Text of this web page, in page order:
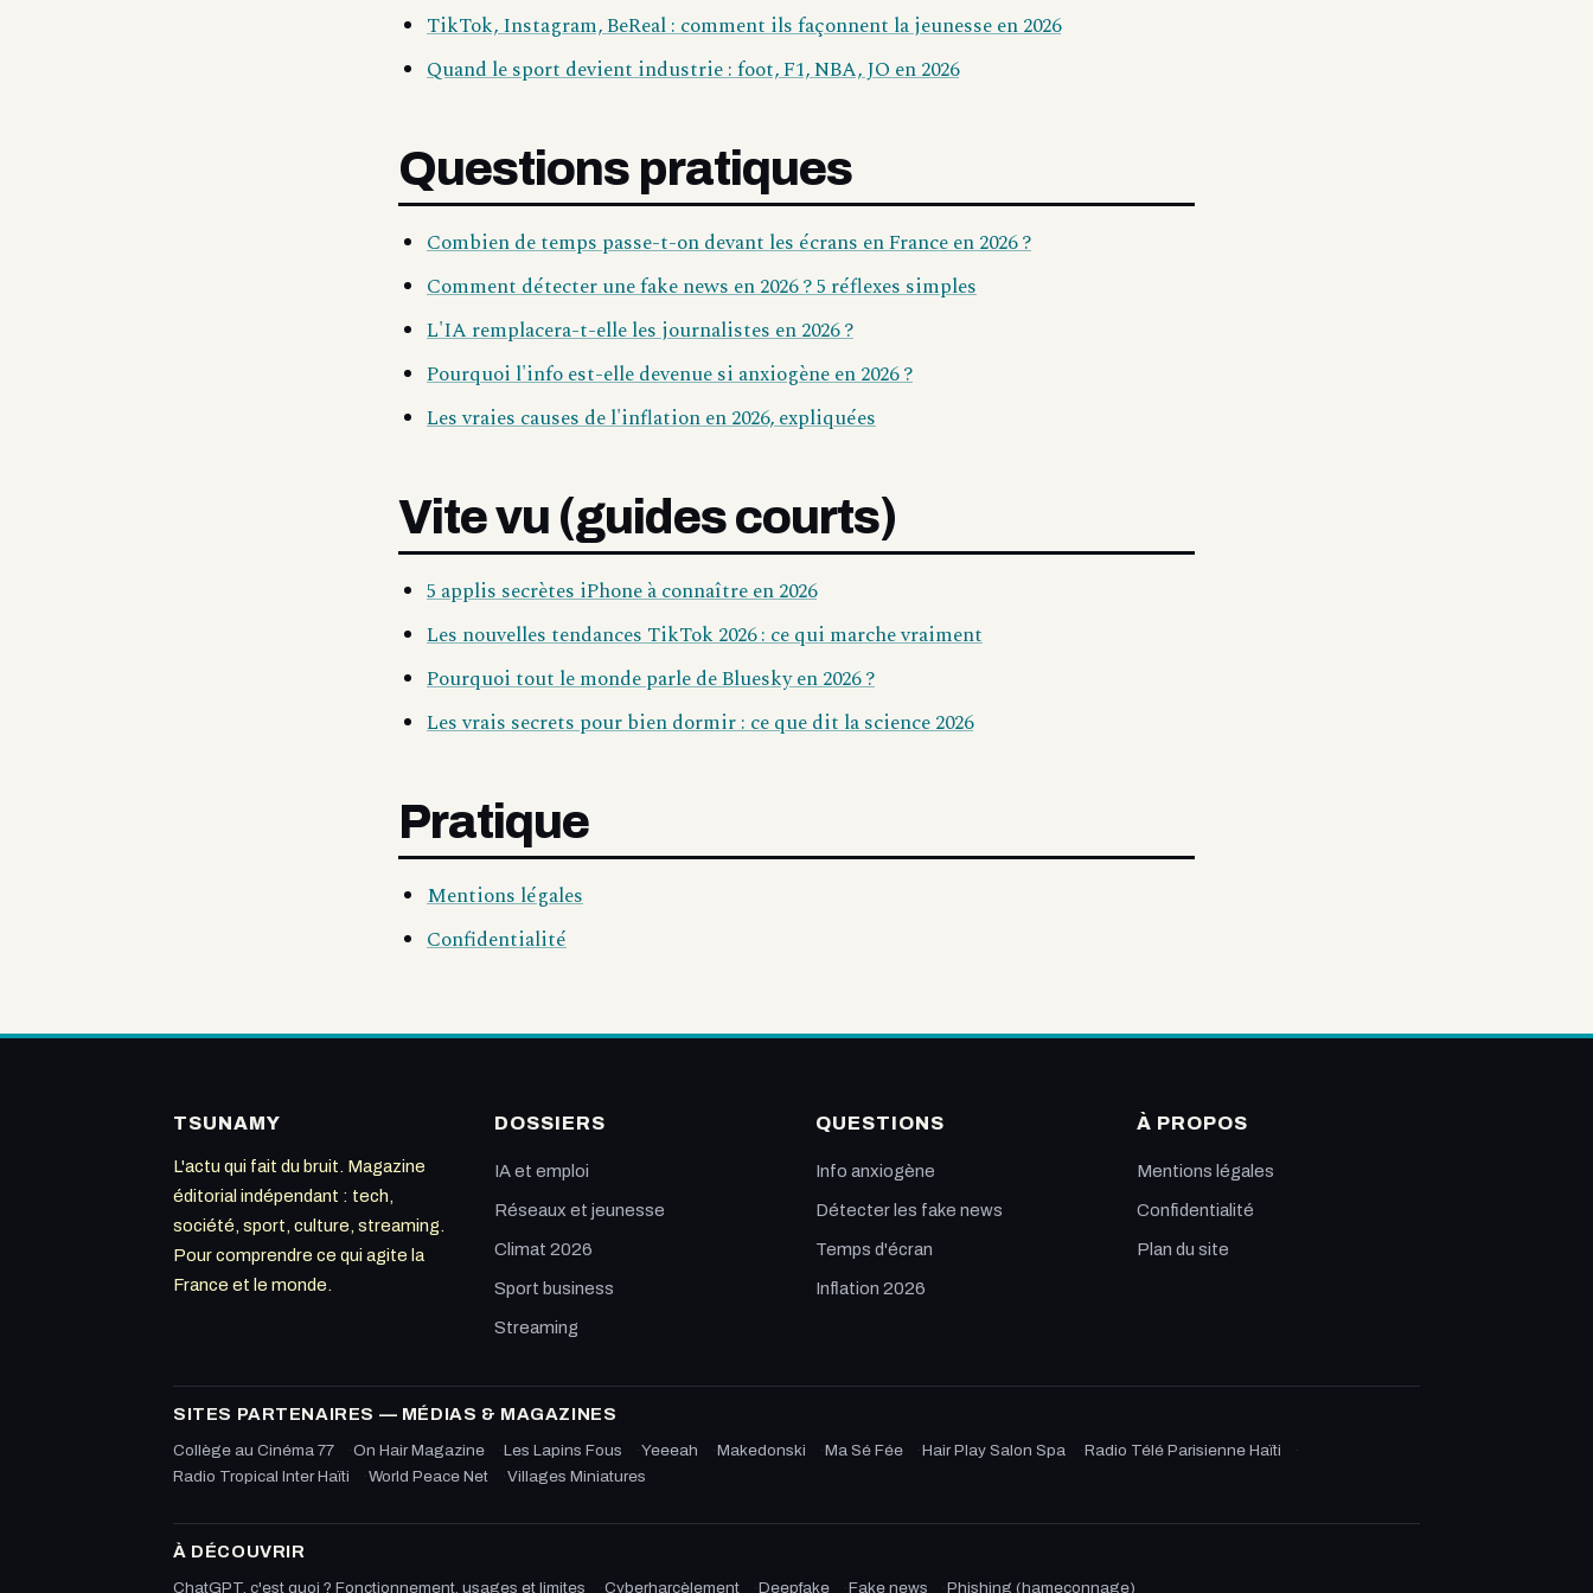
TikTok, Instagram, BeReal : comment ils façonnent la jeunesse en 2026
Quand le sport devient industrie : foot, F1, NBA, JO en 2026
Questions pratiques
Combien de temps passe-t-on devant les écrans en France en 2026 ?
Comment détecter une fake news en 2026 ? 5 réflexes simples
L'IA remplacera-t-elle les journalistes en 2026 ?
Pourquoi l'info est-elle devenue si anxiogène en 2026 ?
Les vraies causes de l'inflation en 2026, expliquées
Vite vu (guides courts)
5 applis secrètes iPhone à connaître en 2026
Les nouvelles tendances TikTok 2026 : ce qui marche vraiment
Pourquoi tout le monde parle de Bluesky en 2026 ?
Les vrais secrets pour bien dormir : ce que dit la science 2026
Pratique
Mentions légales
Confidentialité
TSUNAMY
L'actu qui fait du bruit. Magazine
éditorial indépendant : tech,
société, sport, culture, streaming.
Pour comprendre ce qui agite la
France et le monde.
DOSSIERS
IA et emploi
Réseaux et jeunesse
Climat 2026
Sport business
Streaming
QUESTIONS
Info anxiogène
Détecter les fake news
Temps d'écran
Inflation 2026
À PROPOS
Mentions légales
Confidentialité
Plan du site
SITES PARTENAIRES — MÉDIAS & MAGAZINES
Collège au Cinéma 77 On Hair Magazine Les Lapins Fous Yeeeah Makedonski Ma Sé Fée Hair Play Salon Spa
Radio Télé Parisienne Haïti
Radio Tropical Inter Haïti
World Peace Net Villages Miniatures
À DÉCOUVRIR
ChatGPT, c'est quoi ? Fonctionnement, usages et limites Cyberharcèlement Deepfake Fake news Phishing (hameçonnage)